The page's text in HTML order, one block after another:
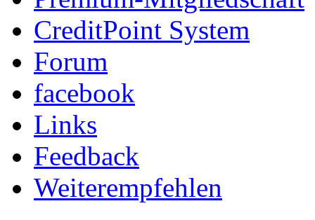
CreditPoint System
Forum
facebook
Links
Feedback
Weiterempfehlen